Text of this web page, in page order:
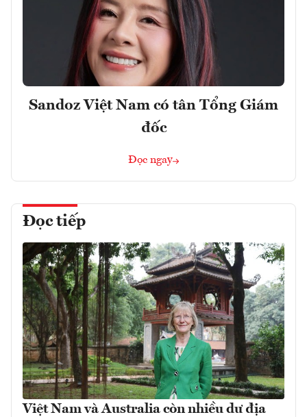
Sandoz Việt Nam có tân Tổng Giám
đốc
Đọc ngay
Đọc tiếp
Việt Nam và Australia còn nhiều dư địa